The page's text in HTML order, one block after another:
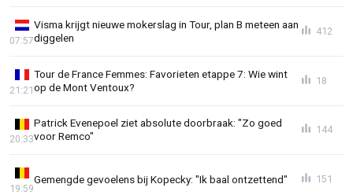
Visma krijgt nieuwe mokerslag in Tour, plan B meteen aan
diggelen
07:57
412
Tour de France Femmes: Favorieten etappe 7: Wie wint
op de Mont Ventoux?
21:21
18
Patrick Evenepoel ziet absolute doorbraak: "Zo goed
voor Remco"
20:33
144
Gemengde gevoelens bij Kopecky: "Ik baal ontzettend"
19:59
151